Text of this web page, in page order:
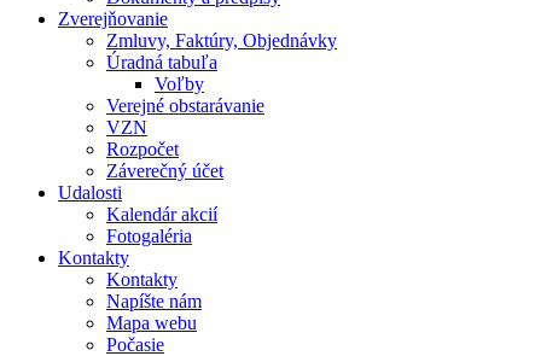
Zverejňovanie
Zmluvy, Faktúry, Objednávky
Úradná tabuľa
Voľby
Verejné obstarávanie
VZN
Rozpočet
Záverečný účet
Udalosti
Kalendár akcií
Fotogaléria
Kontakty
Kontakty
Napíšte nám
Mapa webu
Počasie